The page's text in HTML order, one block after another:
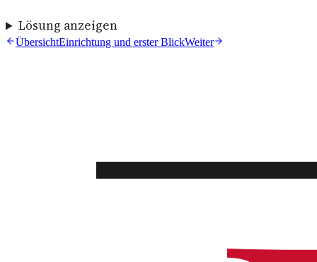
Lösung anzeigen
ÜbersichtEinrichtung und erster BlickWeiter